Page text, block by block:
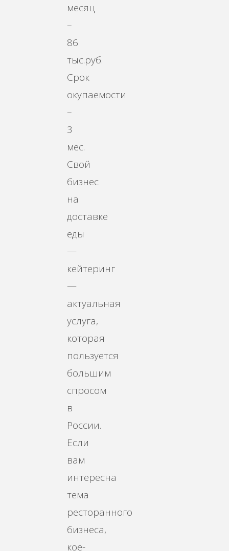
месяц
–
86
тыс.руб.
Срок
окупаемости
–
3
мес.
Свой
бизнес
на
доставке
еды
—
кейтеринг
—
актуальная
услуга,
которая
пользуется
большим
спросом
в
России.
Если
вам
интересна
тема
ресторанного
бизнеса,
кое-